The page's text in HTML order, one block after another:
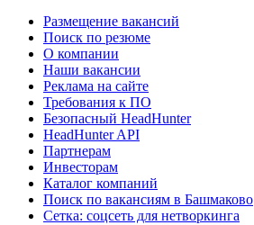
Размещение вакансий
Поиск по резюме
О компании
Наши вакансии
Реклама на сайте
Требования к ПО
Безопасный HeadHunter
HeadHunter API
Партнерам
Инвесторам
Каталог компаний
Поиск по вакансиям в Башмаково
Сетка: соцсеть для нетворкинга